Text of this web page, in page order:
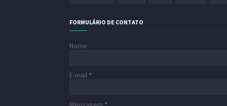
FORMULÁRIO DE CONTATO
Nome
E-mail *